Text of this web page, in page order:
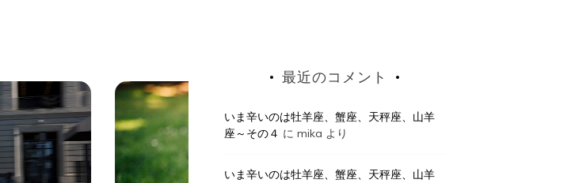
最近のコメント
いま辛いのは牡羊座、蟹座、天秤座、山羊
座～その４ にmika より
いま辛いのは牡羊座、蟹座、天秤座、山羊